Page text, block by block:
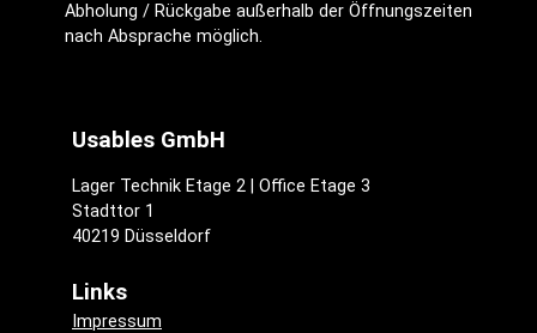
Abholung / Rückgabe außerhalb der Öffnungszeiten
nach Absprache möglich.
Usables GmbH
Lager Technik Etage 2 | Office Etage 3
Stadttor 1
40219 Düsseldorf
Links
Impressum